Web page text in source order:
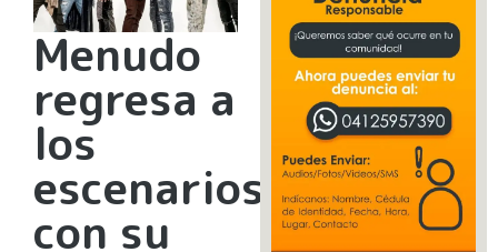
Menudo
regresa a
los
escenarios
con su